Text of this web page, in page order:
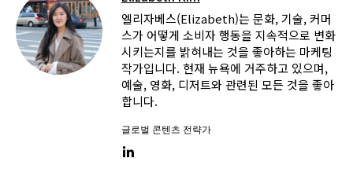
엘리자베스(Elizabeth)는 문화, 기술, 커머
스가 어떻게 소비자 행동을 지속적으로 변화
시키는지를 밝혀내는 것을 좋아하는 마케팅
작가입니다. 현재 뉴욕에 거주하고 있으며,
예술, 영화, 디저트와 관련된 모든 것을 좋아
합니다.
글로벌 콘텐츠 전략가
LinkedIn link